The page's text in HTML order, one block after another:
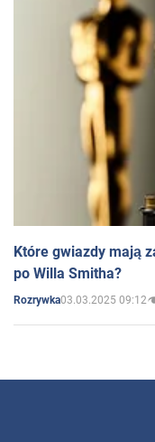
Które gwiazdy mają
po Willa Smitha?
Rozrywka03.03.2025 09:12